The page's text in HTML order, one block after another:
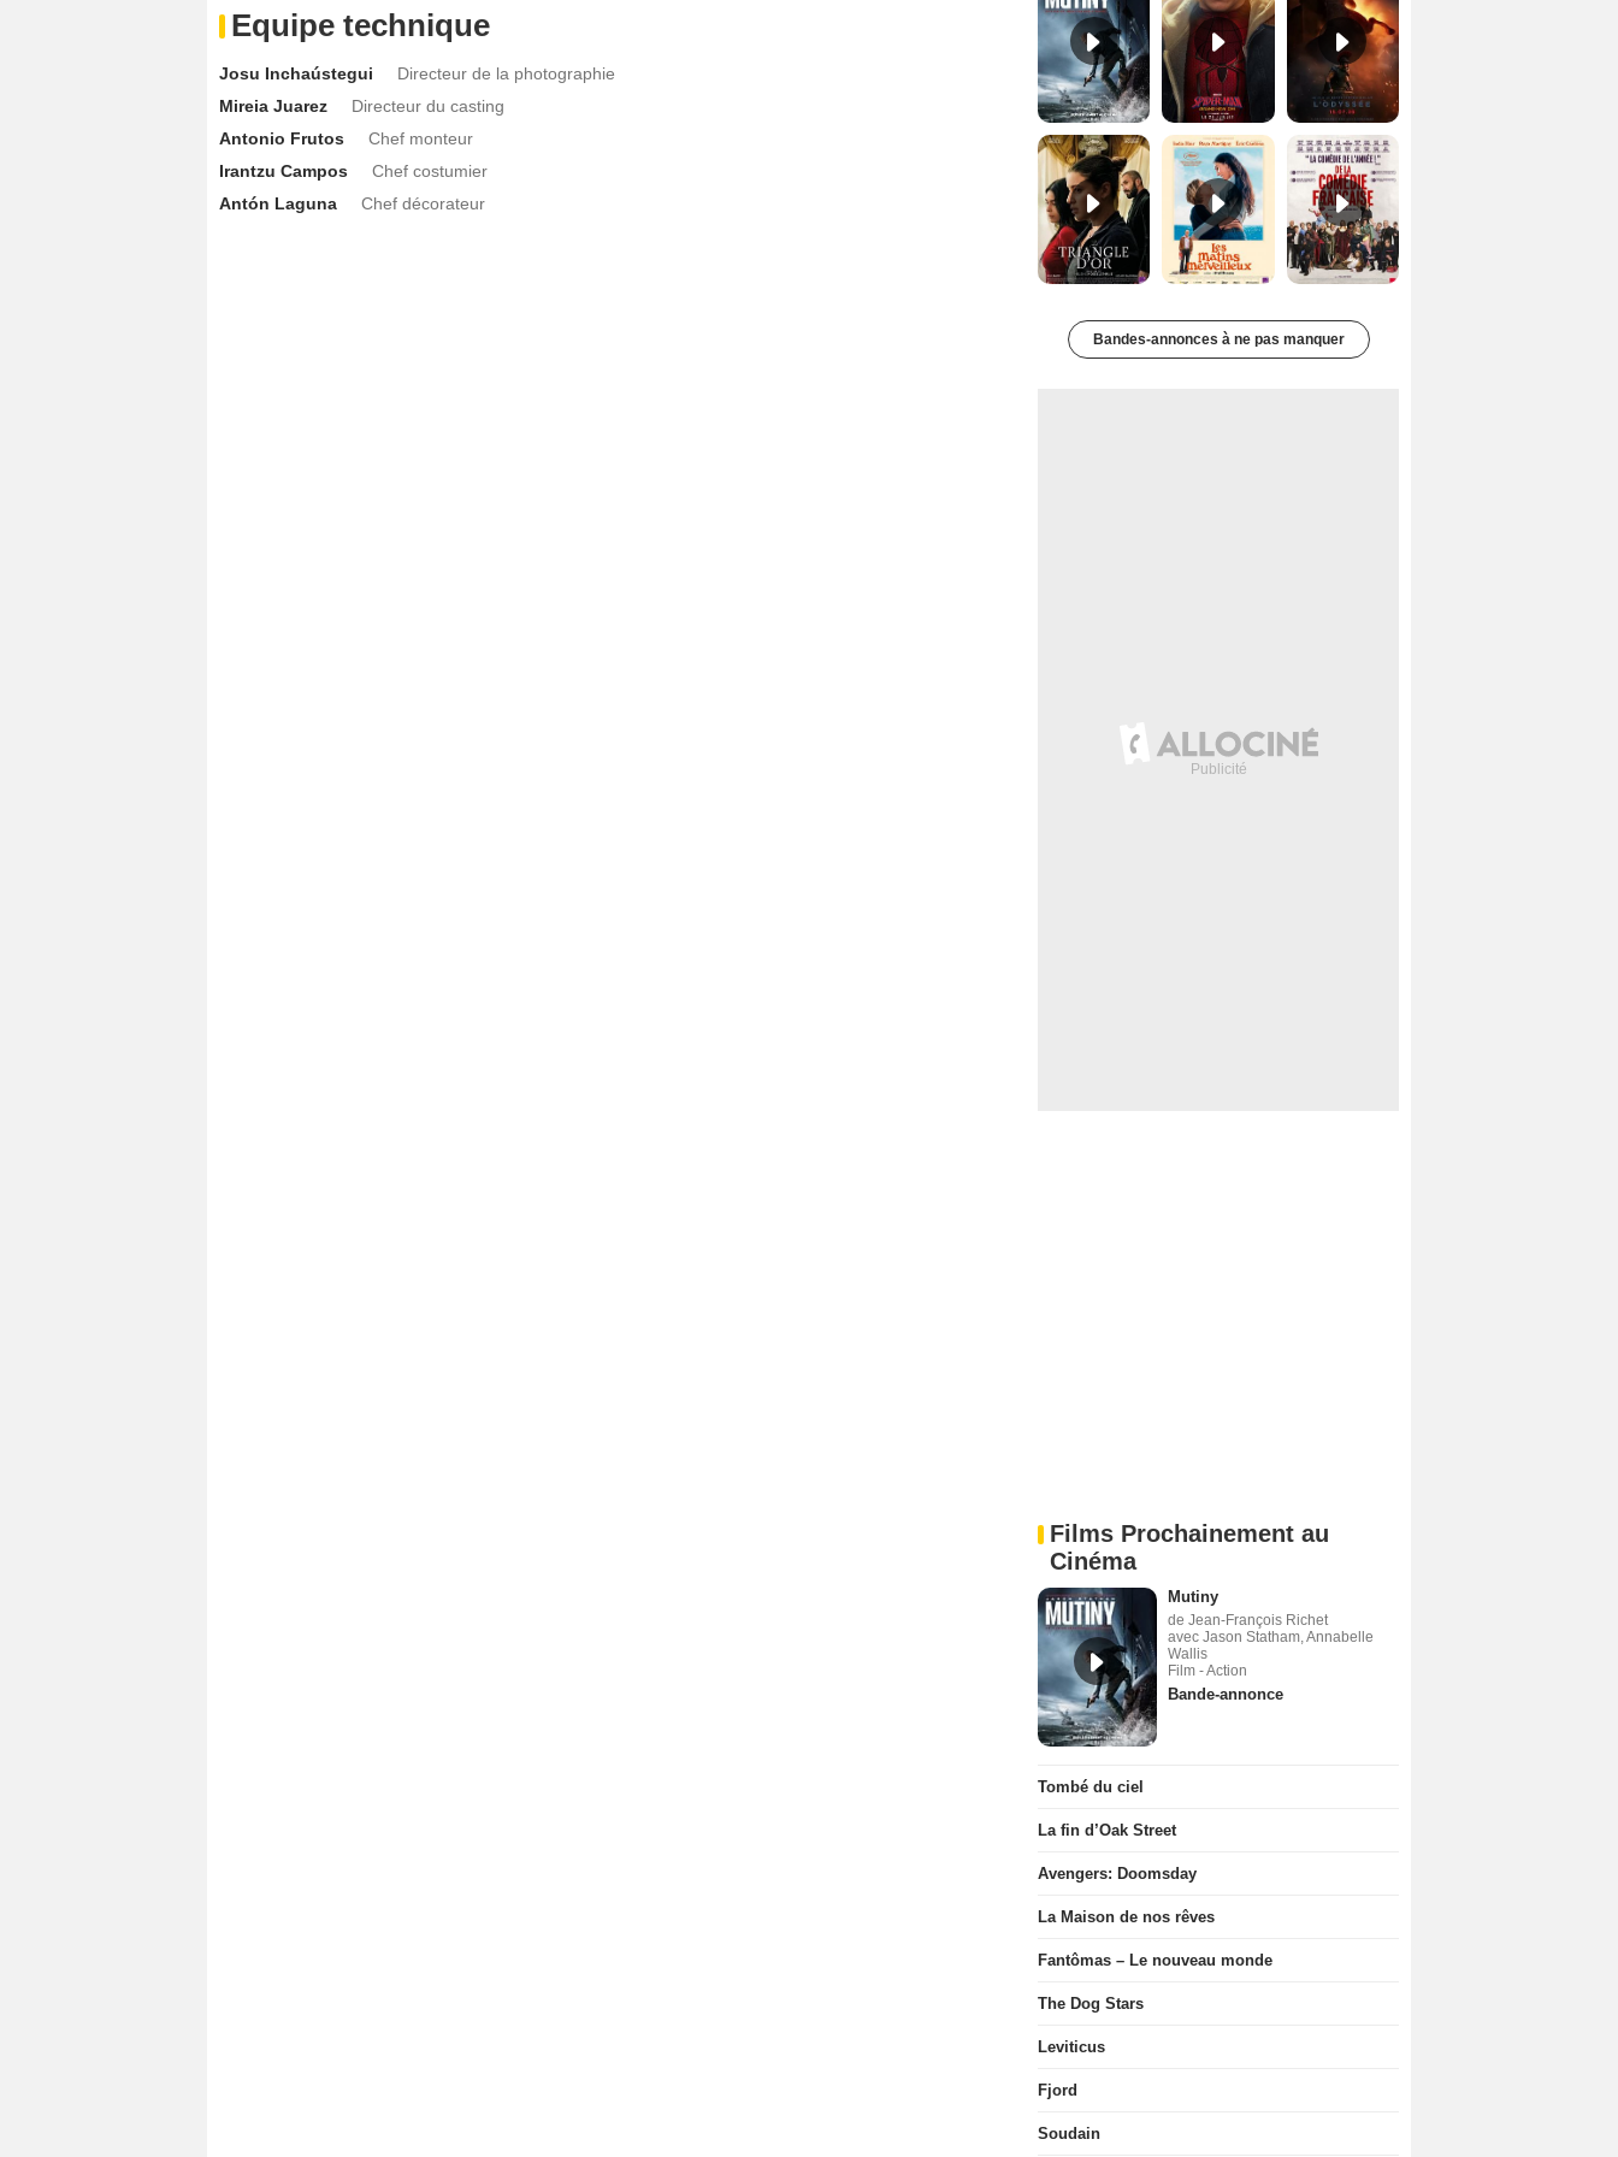
Equipe technique
Josu Inchaústegui
Directeur de la photographie
Mireia Juarez
Directeur du casting
Antonio Frutos
Chef monteur
Irantzu Campos
Chef costumier
Antón Laguna
Chef décorateur
Le Triangle d'or Bande-annonce VF De la Comédie-Française Teaser VF
Bandes-annonces à ne pas manquer
Films Prochainement au
Cinéma
Mutiny
de Jean-François Richet
avec Jason Statham, Annabelle
Wallis
Film - Action
Bande-annonce
Tombé du ciel
La fin d’Oak Street
Avengers: Doomsday
La Maison de nos rêves
Fantômas – Le nouveau monde
The Dog Stars
Leviticus
Fjord
Soudain